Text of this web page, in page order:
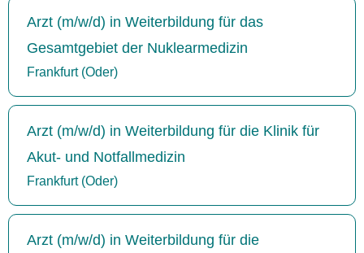
Arzt (m/w/d) in Weiterbildung für das
Gesamtgebiet der Nuklearmedizin
Frankfurt (Oder)
Arzt (m/w/d) in Weiterbildung für die Klinik für
Akut- und Notfallmedizin
Frankfurt (Oder)
Arzt (m/w/d) in Weiterbildung für die